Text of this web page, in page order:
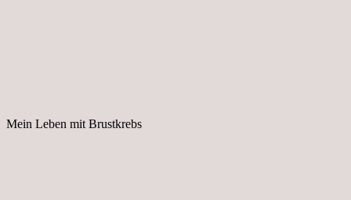
Mein Leben mit Brustkrebs